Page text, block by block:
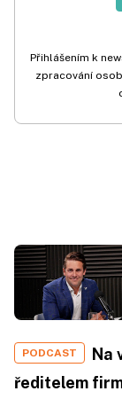
Přihlášením k
zpracování
PODCAST
Na
ředitelem